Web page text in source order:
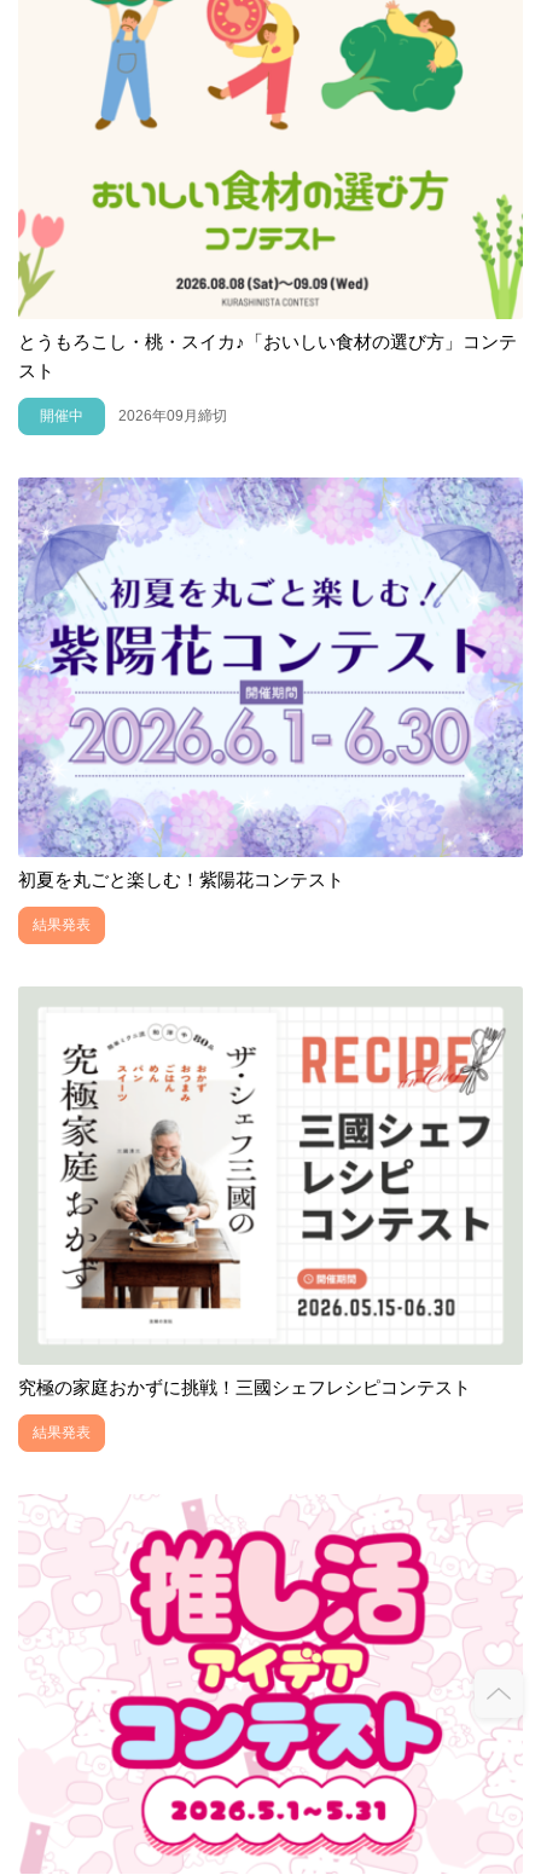
とうもろこし・桃・スイカ♪「おいしい食材の選び方」コンテ
スト
開催中 2026年09月締切
初夏を丸ごと楽しむ！紫陽花コンテスト
結果発表
究極の家庭おかずに挑戦！三國シェフレシピコンテスト
結果発表